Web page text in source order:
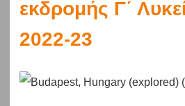
εκδρομής Γ΄
2022-23